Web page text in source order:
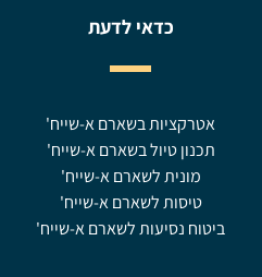
כדאי לדעת
אטרקציות בשארם א-שייח'
תכנון טיול בשארם א-שייח'
מונית לשארם א-שייח'
טיסות לשארם א-שייח'
ביטוח נסיעות לשארם א-שייח'